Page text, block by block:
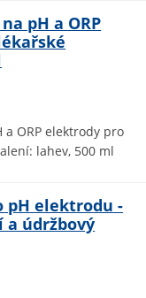
pH a ORP
a ORP elektrody pro
lahev, 500 ml
pH elektrodu -
a údržbový